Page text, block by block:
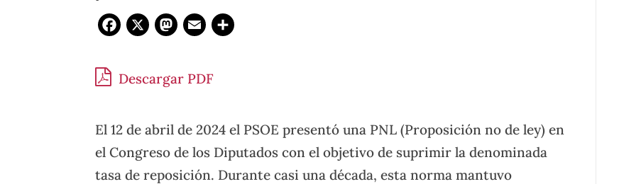
Facebook
X Mastodon
Email
Descargar PDF
El 12 de abril de 2024 el PSOE presentó una PNL (Proposición no de ley) en
el Congreso de los Diputados con el objetivo de suprimir la denominada
tasa de reposición. Durante casi una década, esta norma mantuvo